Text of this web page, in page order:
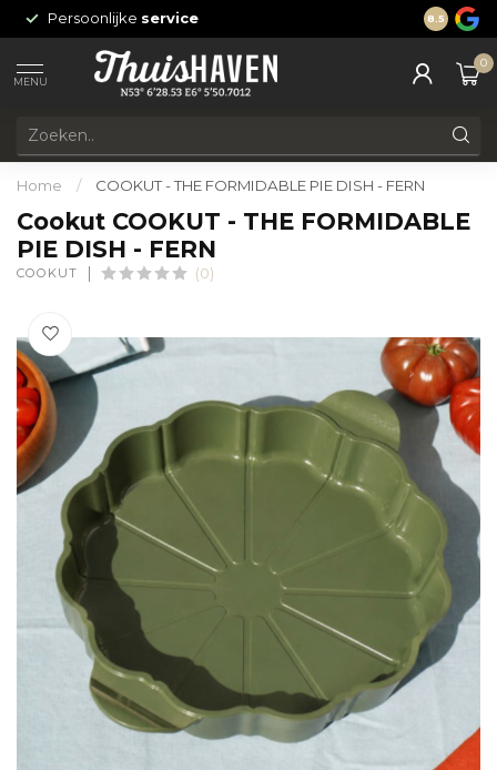
Persoonlijke service 24/7
8.5
MENU
0
Home / COOKUT - THE FORMIDABLE PIE DISH - FERN
Cookut COOKUT - THE FORMIDABLE
PIE DISH - FERN
COOKUT (0)